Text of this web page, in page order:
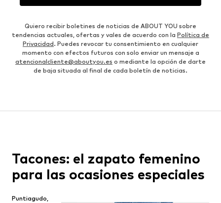
Quiero recibir boletines de noticias de ABOUT YOU sobre
tendencias actuales, ofertas y vales de acuerdo con la Política de
Privacidad. Puedes revocar tu consentimiento en cualquier
momento con efectos futuros con solo enviar un mensaje a
atencionalcliente@aboutyou.es o mediante la opción de darte
de baja situada al final de cada boletín de noticias.
Tacones: el zapato femenino
para las ocasiones especiales
Puntiagudo,